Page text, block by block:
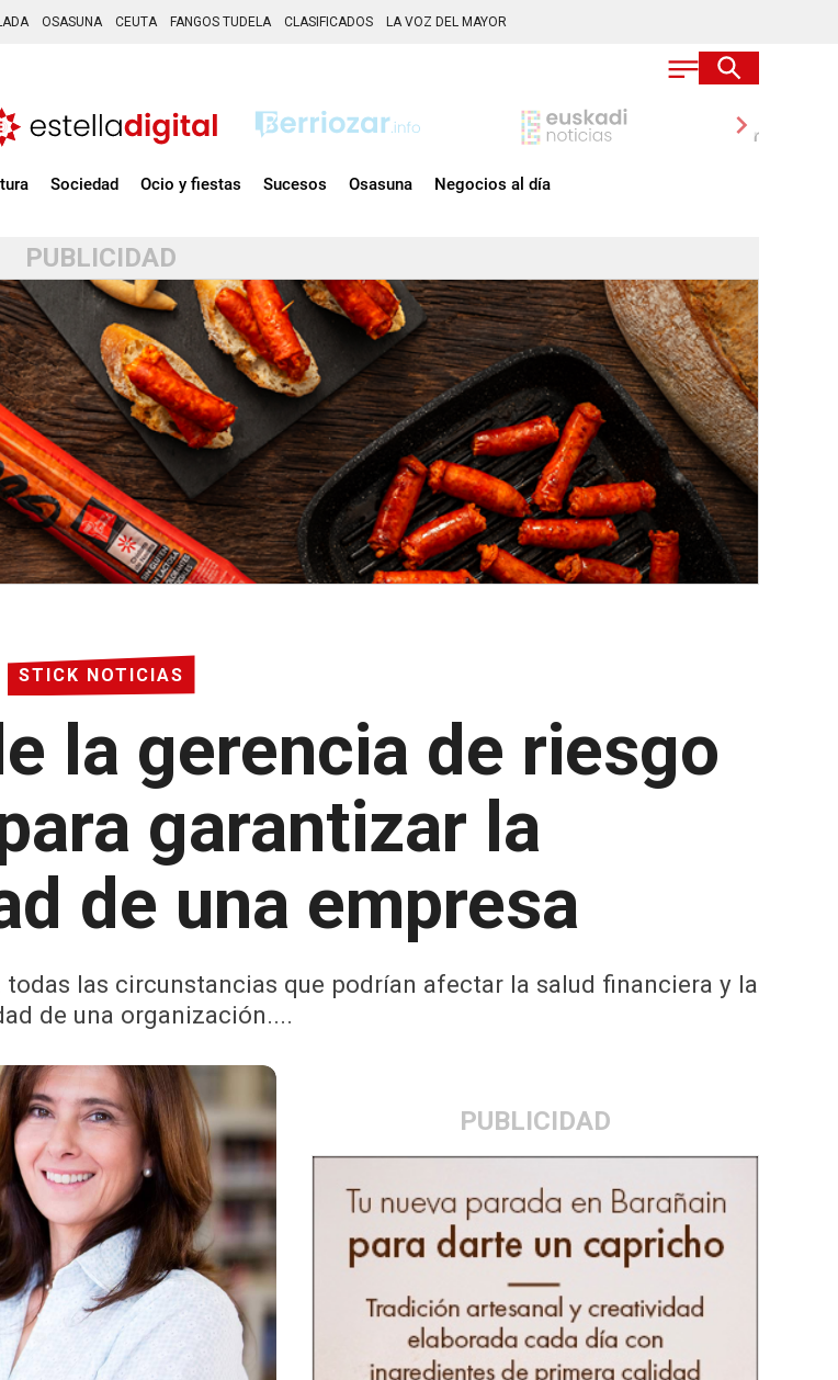
OSASUNA CEUTA FANGOS TUDELA CLASIFICADOS LA VOZ DEL MAYOR
chevron_right
Sociedad Ocio y fiestas Sucesos Osasuna Negocios al día
PUBLICIDAD
STICK NOTICIAS
la gerencia de riesgo
garantizar la
de una empresa
las circunstancias que podrían afectar la salud financiera y la
de una organización....
PUBLICIDAD